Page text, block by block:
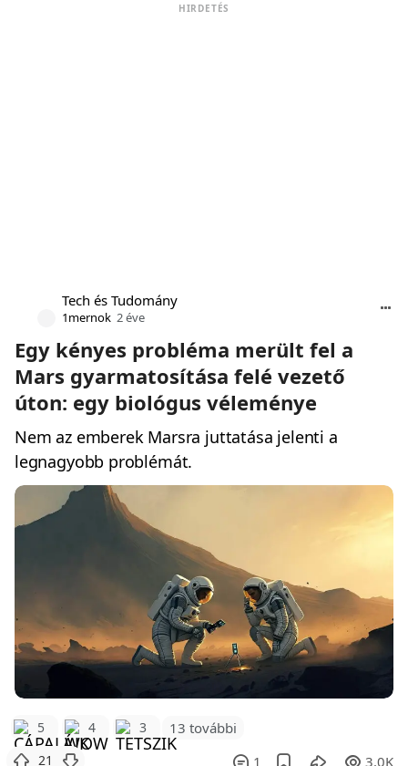
HIRDETÉS
Tech és Tudomány
1mernok 2 éve
Egy kényes probléma merült fel a
Mars gyarmatosítása felé vezető
úton: egy biológus véleménye
Nem az emberek Marsra juttatása jelenti a
legnagyobb problémát.
5 4 3 13 további
21 1 3.0K